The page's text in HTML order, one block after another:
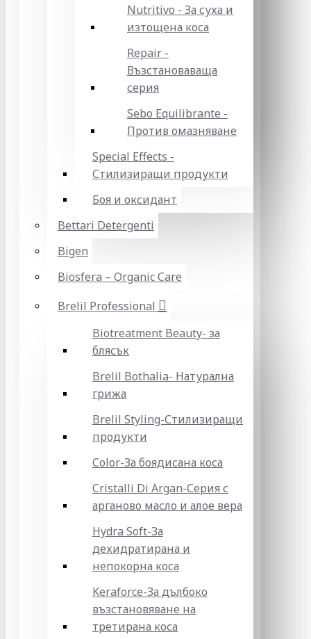
Nutritivo - За суха и
изтощена коса
Repair -
Възстановаваща
серия
Sebo Equilibrante -
Против омазняване
Special Effects -
Стилизиращи продукти
Боя и оксидант
Bettari Detergenti
Bigen
Biosfera – Organic Care
Brelil Professional
Biotreatment Beauty- за
блясък
Brelil Bothalia- Натурална
грижа
Brelil Styling-Стилизиращи
продукти
Color-За боядисана коса
Cristalli Di Argan-Серия с
арганово масло и алое вера
Hydra Soft-За
дехидратирана и
непокорна коса
Keraforce-За дълбоко
възстановяване на
третирана коса